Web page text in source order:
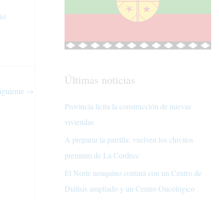
→
Últimas noticias
Provincia licita la construcción de nuevas
viviendas
A preparar la parrilla: vuelven los chivitos
premium de La Cordecc
El Norte neuquino contará con un Centro de
Diálisis ampliado y un Centro Oncológico